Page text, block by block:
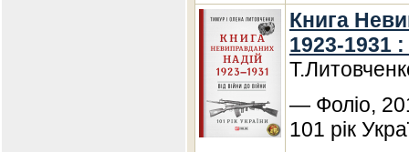
Книга
1923-1931 :
— Фоліо,
101 рік